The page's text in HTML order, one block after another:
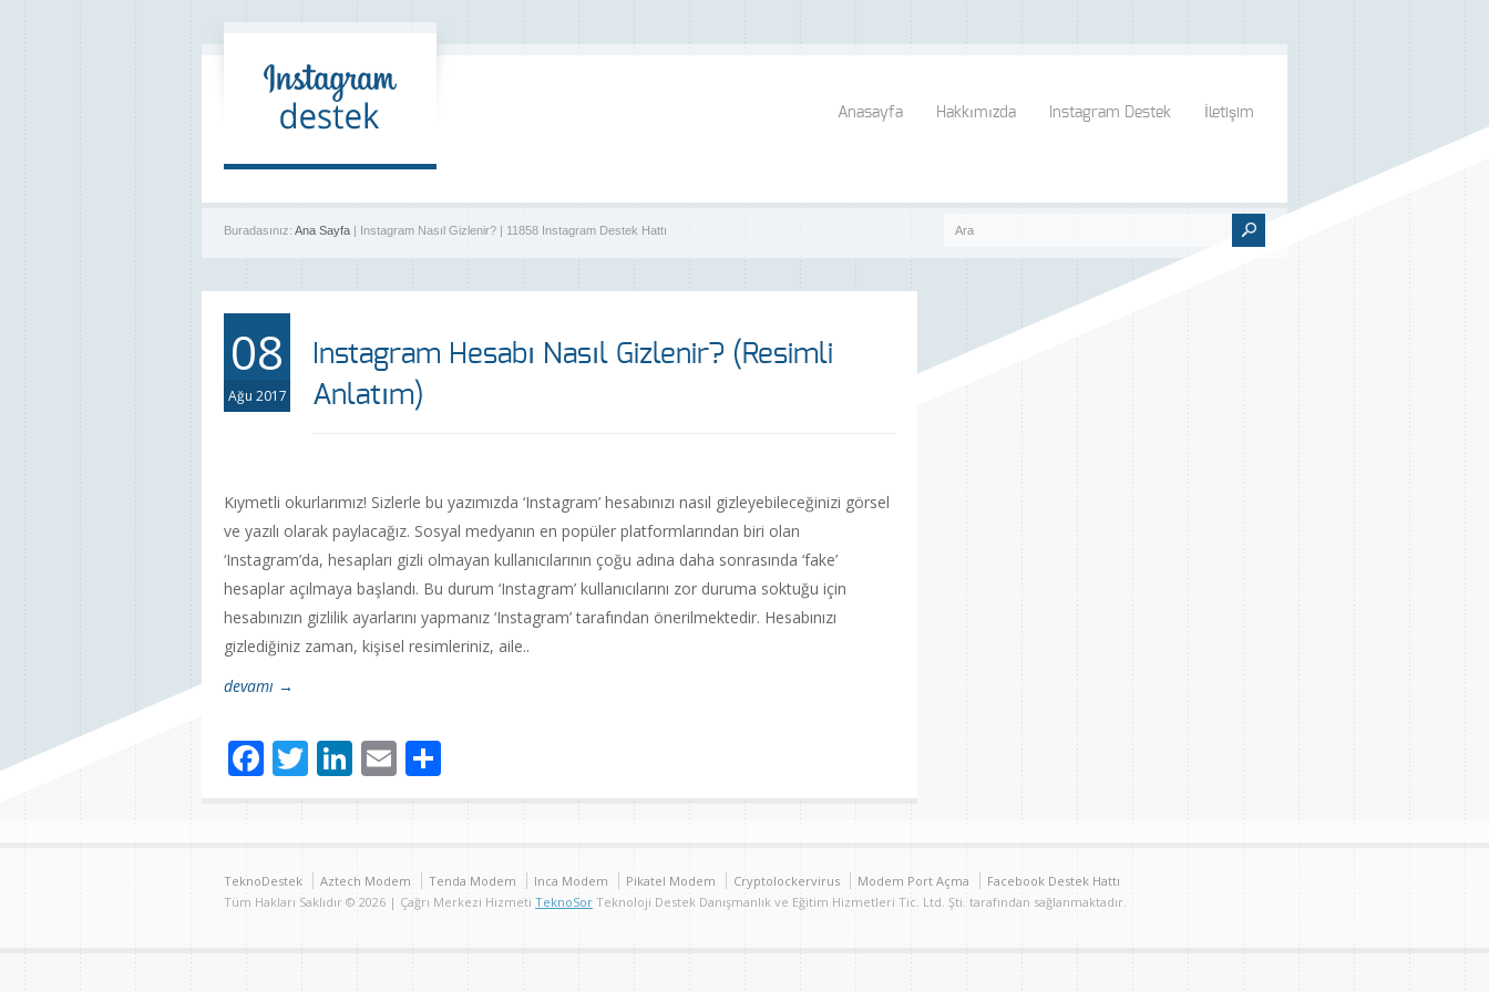
Anasayfa Hakkımızda Instagram Destek İletişim
Buradasınız: Ana Sayfa | Instagram Nasıl Gizlenir? | 11858 Instagram Destek Hattı
08
Ağu 2017
Instagram Hesabı Nasıl Gizlenir? (Resimli
Anlatım)
Kıymetli okurlarımız! Sizlerle bu yazımızda ‘Instagram’ hesabınızı nasıl gizleyebileceğinizi görsel
ve yazılı olarak paylacağız. Sosyal medyanın en popüler platformlarından biri olan
‘Instagram’da, hesapları gizli olmayan kullanıcılarının çoğu adına daha sonrasında ‘fake’
hesaplar açılmaya başlandı. Bu durum ‘Instagram’ kullanıcılarını zor duruma soktuğu için
hesabınızın gizlilik ayarlarını yapmanız ‘Instagram’ tarafından önerilmektedir. Hesabınızı
gizlediğiniz zaman, kişisel resimleriniz, aile..
devamı →
Facebook
Twitter
LinkedIn
Email
TeknoDestek Aztech Modem Tenda Modem Inca Modem Pikatel Modem Cryptolockervirus Modem Port Açma
Facebook Destek Hattı
Tüm Hakları Saklıdır © 2026 | Çağrı Merkezi Hizmeti TeknoSor Teknoloji Destek Danışmanlık ve Eğitim Hizmetleri Tic. Ltd. Şti. tarafından sağlanmaktadır.